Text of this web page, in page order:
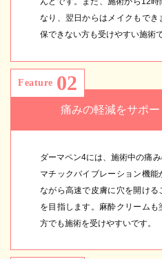
なり、翌日からはメイクもで
保できない方も受けやすい施術で
Feature 02
痛みの軽減をサポ
ダーマペン4には、施術中の痛
マチックバイブレーション機
ながら高速で皮膚に穴を開け
を目指します。麻酔クリーム
方でも施術を受けやすいです。